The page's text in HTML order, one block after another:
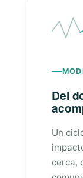
Del
Un
cerca,